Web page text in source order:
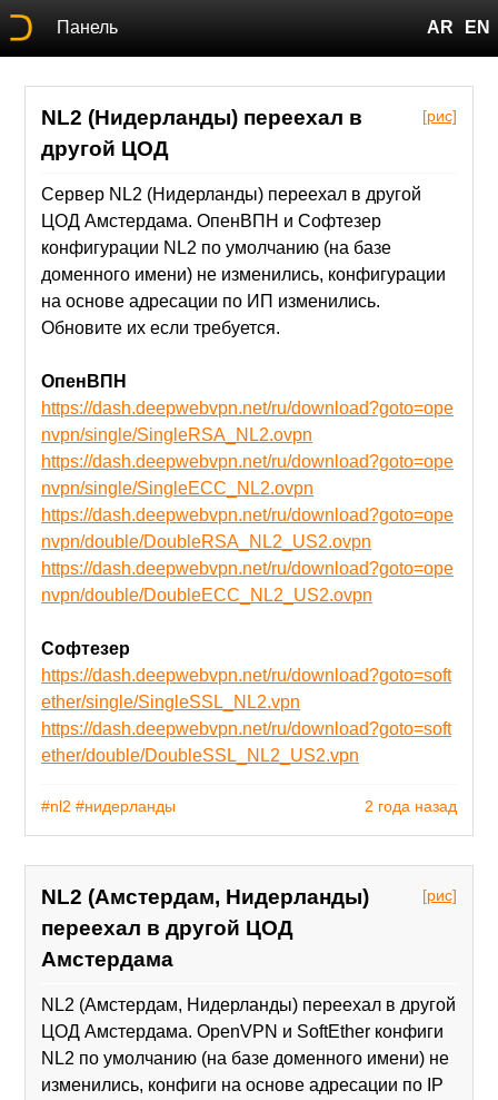
Панель AR EN
[рис]
NL2 (Нидерланды) переехал в
другой ЦОД
Сервер NL2 (Нидерланды) переехал в другой
ЦОД Амстердама. ОпенВПН и Софтезер
конфигурации NL2 по умолчанию (на базе
доменного имени) не изменились, конфигурации
на основе адресации по ИП изменились.
Обновите их если требуется.
ОпенВПН
https://dash.deepwebvpn.net/ru/download?goto=ope
nvpn/single/SingleRSA_NL2.ovpn
https://dash.deepwebvpn.net/ru/download?goto=ope
nvpn/single/SingleECC_NL2.ovpn
https://dash.deepwebvpn.net/ru/download?goto=ope
nvpn/double/DoubleRSA_NL2_US2.ovpn
https://dash.deepwebvpn.net/ru/download?goto=ope
nvpn/double/DoubleECC_NL2_US2.ovpn
Софтезер
https://dash.deepwebvpn.net/ru/download?goto=soft
ether/single/SingleSSL_NL2.vpn
https://dash.deepwebvpn.net/ru/download?goto=soft
ether/double/DoubleSSL_NL2_US2.vpn
2 года назад
#nl2 #нидерланды
[рис]
NL2 (Амстердам, Нидерланды)
переехал в другой ЦОД
Амстердама
NL2 (Амстердам, Нидерланды) переехал в другой
ЦОД Амстердама. OpenVPN и SoftEther конфиги
NL2 по умолчанию (на базе доменного имени) не
изменились, конфиги на основе адресации по IP